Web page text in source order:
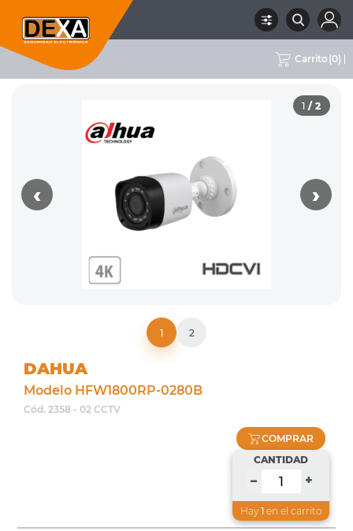
Carrito (0)
RUBRO SUBRUBRO
‹ ›
1 / 2
1 2
DAHUA
Modelo HFW1800RP-0280B
Cód. 2358 - 02 CCTV
COMPRAR
CANTIDAD
– +
Hay 1 en el carrito